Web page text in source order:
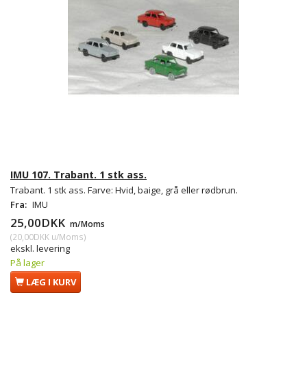
IMU 107. Trabant. 1 stk ass.
Trabant. 1 stk ass. Farve: Hvid, baige, grå eller rødbrun.
Fra: IMU
25,00DKK m/Moms
(20,00DKK u/Moms)
ekskl. levering
På lager
LÆG I KURV